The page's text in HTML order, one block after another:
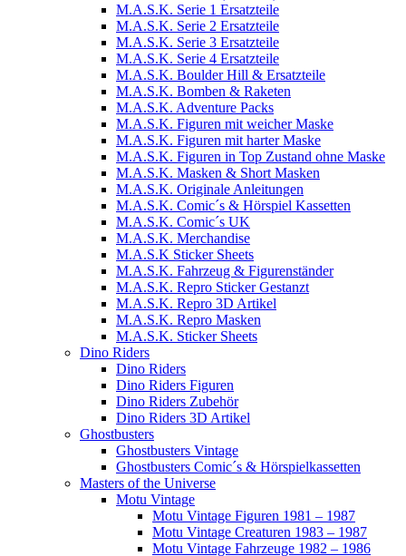
M.A.S.K. Serie 1 Ersatzteile
M.A.S.K. Serie 2 Ersatzteile
M.A.S.K. Serie 3 Ersatzteile
M.A.S.K. Serie 4 Ersatzteile
M.A.S.K. Boulder Hill & Ersatzteile
M.A.S.K. Bomben & Raketen
M.A.S.K. Adventure Packs
M.A.S.K. Figuren mit weicher Maske
M.A.S.K. Figuren mit harter Maske
M.A.S.K. Figuren in Top Zustand ohne Maske
M.A.S.K. Masken & Short Masken
M.A.S.K. Originale Anleitungen
M.A.S.K. Comic´s & Hörspiel Kassetten
M.A.S.K. Comic´s UK
M.A.S.K. Merchandise
M.A.S.K Sticker Sheets
M.A.S.K. Fahrzeug & Figurenständer
M.A.S.K. Repro Sticker Gestanzt
M.A.S.K. Repro 3D Artikel
M.A.S.K. Repro Masken
M.A.S.K. Sticker Sheets
Dino Riders
Dino Riders
Dino Riders Figuren
Dino Riders Zubehör
Dino Riders 3D Artikel
Ghostbusters
Ghostbusters Vintage
Ghostbusters Comic´s & Hörspielkassetten
Masters of the Universe
Motu Vintage
Motu Vintage Figuren 1981 – 1987
Motu Vintage Creaturen 1983 – 1987
Motu Vintage Fahrzeuge 1982 – 1986